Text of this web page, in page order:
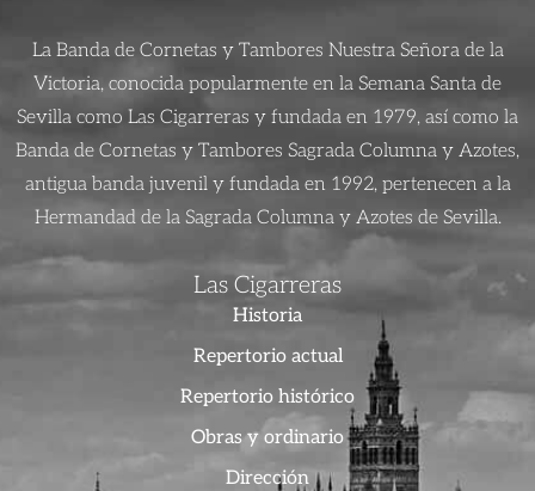
La Banda de Cornetas y Tambores Nuestra Señora de la
Victoria, conocida popularmente en la Semana Santa de
Sevilla como Las Cigarreras y fundada en 1979, así como la
Banda de Cornetas y Tambores Sagrada Columna y Azotes,
antigua banda juvenil y fundada en 1992, pertenecen a la
Hermandad de la Sagrada Columna y Azotes de Sevilla.
Las Cigarreras
Historia
Repertorio actual
Repertorio histórico
Obras y ordinario
Dirección